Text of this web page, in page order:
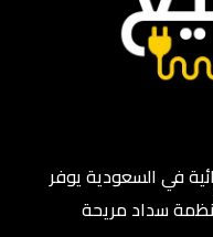
في السعودية يوفر
سداد مريحة